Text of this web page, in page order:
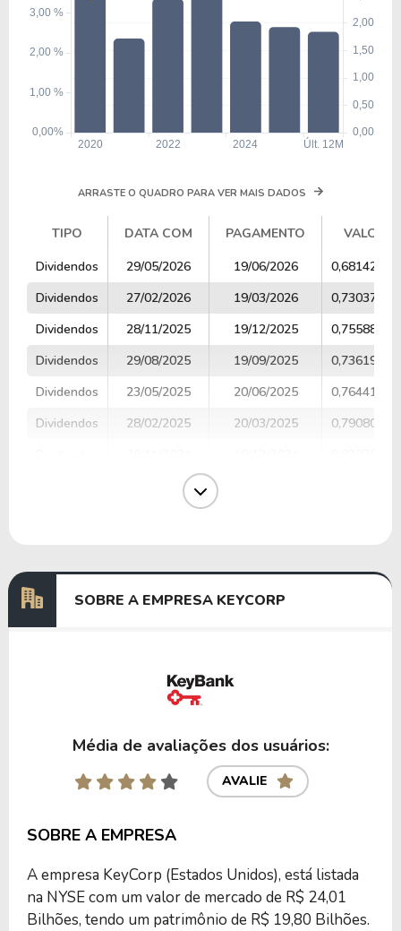
ARRASTE O QUADRO PARA VER MAIS DADOS
TIPO DATA COM PAGAMENTO
VALOR
TIPO
DATA COM PAGAMENTO VALOR
Dividendos 29/05/2026 19/06/2026
0,68142858
Dividendos
27/02/2026 19/03/2026
0,73037736
Dividendos
28/11/2025 19/12/2025
0,75588236
Dividendos
29/08/2025 19/09/2025
0,73619223
Dividendos
23/05/2025 20/06/2025
0,76441176
Dividendos
28/02/2025 20/03/2025
0,79080000
23/08/2024
SOBRE A EMPRESA KEYCORP
Média de avaliações dos usuários:
AVALIE
SOBRE A EMPRESA
A empresa KeyCorp (Estados Unidos), está listada
na NYSE com um valor de mercado de R$ 24,01
Bilhões, tendo um patrimônio de R$ 19,80 Bilhões.